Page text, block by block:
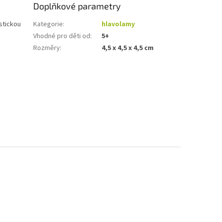
Doplňkové parametry
Kategorie:
hlavolamy
Vhodné pro děti od:
5+
Rozměry: 4,5 x 4,5 x 4,5 cm